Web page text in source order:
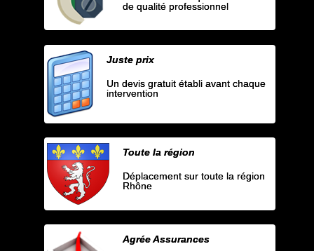
de qualité professionnel
Juste prix
Un devis gratuit établi avant chaque
intervention
Toute la région
Déplacement sur toute la région
Rhône
Agrée Assurances